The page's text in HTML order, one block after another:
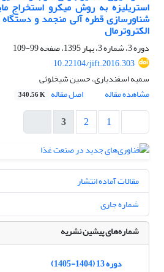
استریلیزه به روش میکرو استخراج
شناورسازی قطره آلی منجمد و
الکتروترمال
دوره 3، شماره 3، بهار 1395، صفحه
99-109
10.22104/jift.2016.303
سمیه اسفندیاری، حسین شیخلوئی
مشاهده مقاله
اصل مقاله 340.56 K
1
2
3
مقالات آماده انتشار
شماره جاری
شماره‌های پیشین نشریه
دوره 13 (1404-1405)